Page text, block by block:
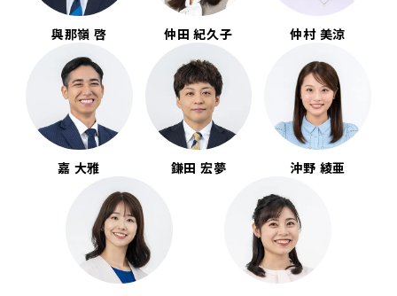
與那嶺 啓 仲田 紀久子 仲村 美涼
嘉 大雅 鎌田 宏夢 沖野 綾亜